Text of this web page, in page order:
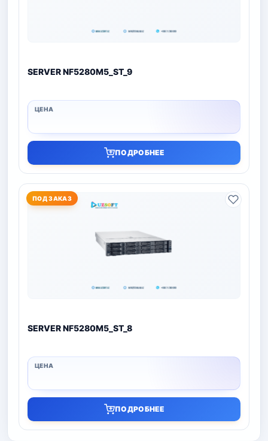
SERVER NF5280M5_ST_9
ПОДРОБНЕЕ
ПОД ЗАКАЗ
SERVER NF5280M5_ST_8
ПОДРОБНЕЕ